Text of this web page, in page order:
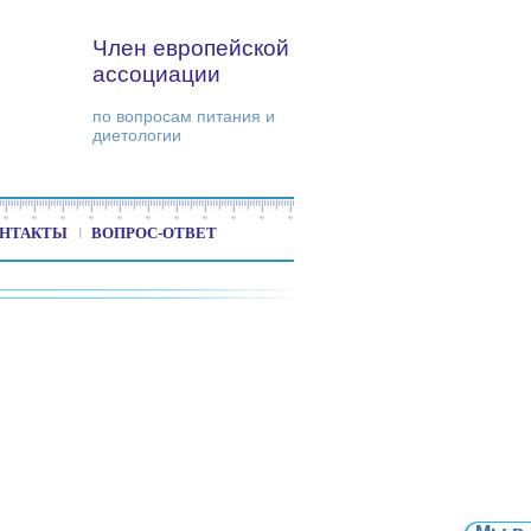
Член европейской
ассоциации
по вопросам питания и
диетологии
ВОПРОС-ОТВЕТ